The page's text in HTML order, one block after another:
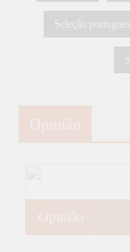
Seleção portuguesa
Opinião
Opinião